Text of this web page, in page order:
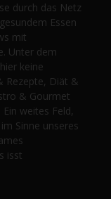
durch das Netz
Essen
mit
Unter dem
keine
Rezepte, Diät &
& Gourmet
weites Feld,
Sinne unseres
isst